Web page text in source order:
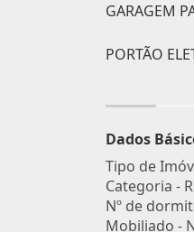
GARAGEM
PORTÃO
Dados
Tipo de
Categoria -
Nº de
Mobiliado -